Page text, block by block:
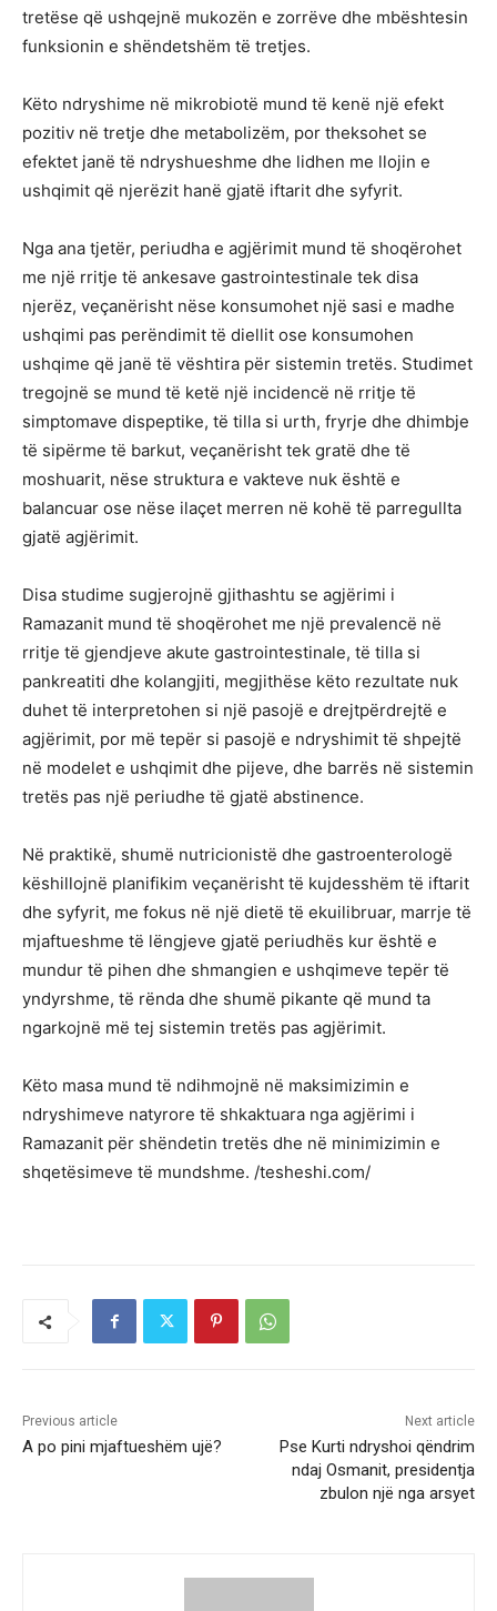
tretëse që ushqejnë mukozën e zorrëve dhe mbështesin
funksionin e shëndetshëm të tretjes.
Këto ndryshime në mikrobiotë mund të kenë një efekt
pozitiv në tretje dhe metabolizëm, por theksohet se
efektet janë të ndryshueshme dhe lidhen me llojin e
ushqimit që njerëzit hanë gjatë iftarit dhe syfyrit.
Nga ana tjetër, periudha e agjërimit mund të shoqërohet
me një rritje të ankesave gastrointestinale tek disa
njerëz, veçanërisht nëse konsumohet një sasi e madhe
ushqimi pas perëndimit të diellit ose konsumohen
ushqime që janë të vështira për sistemin tretës. Studimet
tregojnë se mund të ketë një incidencë në rritje të
simptomave dispeptike, të tilla si urth, fryrje dhe dhimbje
të sipërme të barkut, veçanërisht tek gratë dhe të
moshuarit, nëse struktura e vakteve nuk është e
balancuar ose nëse ilaçet merren në kohë të parregullta
gjatë agjërimit.
Disa studime sugjerojnë gjithashtu se agjërimi i
Ramazanit mund të shoqërohet me një prevalencë në
rritje të gjendjeve akute gastrointestinale, të tilla si
pankreatiti dhe kolangjiti, megjithëse këto rezultate nuk
duhet të interpretohen si një pasojë e drejtpërdrejtë e
agjërimit, por më tepër si pasojë e ndryshimit të shpejtë
në modelet e ushqimit dhe pijeve, dhe barrës në sistemin
tretës pas një periudhe të gjatë abstinence.
Në praktikë, shumë nutricionistë dhe gastroenterologë
këshillojnë planifikim veçanërisht të kujdesshëm të iftarit
dhe syfyrit, me fokus në një dietë të ekuilibruar, marrje të
mjaftueshme të lëngjeve gjatë periudhës kur është e
mundur të pihen dhe shmangien e ushqimeve tepër të
yndyrshme, të rënda dhe shumë pikante që mund ta
ngarkojnë më tej sistemin tretës pas agjërimit.
Këto masa mund të ndihmojnë në maksimizimin e
ndryshimeve natyrore të shkaktuara nga agjërimi i
Ramazanit për shëndetin tretës dhe në minimizimin e
shqetësimeve të mundshme. /tesheshi.com/
Previous article
A po pini mjaftueshëm ujë?
Next article
Pse Kurti ndryshoi qëndrim
ndaj Osmanit, presidentja
zbulon një nga arsyet